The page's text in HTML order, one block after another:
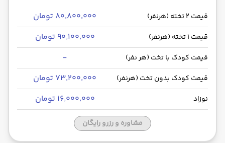
قیمت 2 تخته (هرنفر) ۸۰٬۸۰۰٬۰۰۰ تومان
قیمت 1 تخته (هرنفر) ۹۰٬۱۰۰٬۰۰۰ تومان
قیمت کودک با تخت (هر نفر) -
قیمت کودک بدون تخت (هرنفر) ۷۳٬۲۰۰٬۰۰۰ تومان
نوزاد ۱۶٬۰۰۰٬۰۰۰ تومان
مشاوره و رزرو رایگان